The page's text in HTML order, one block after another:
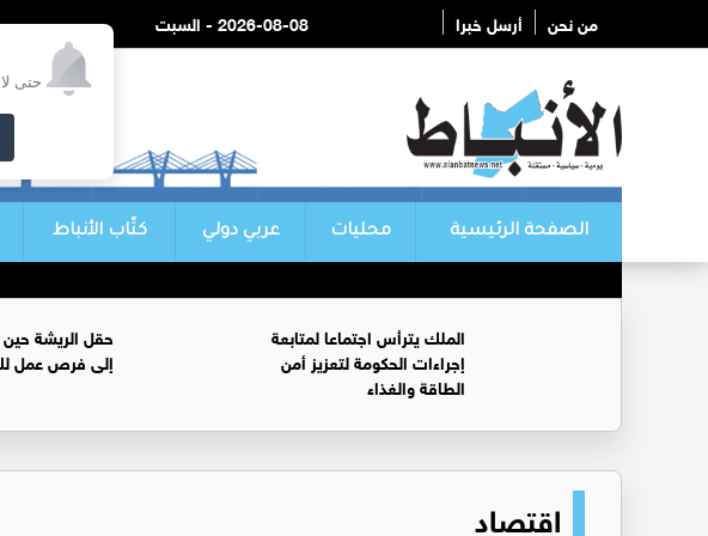
حتى
من نحن أرسل خبرا 2026-08-08 - السبت
الصفحة الرئيسية محليات عربي دولي كتّاب الأنباط
الملك يترأس اجتماعا لمتابعة
إجراءات الحكومة لتعزيز أمن
الطاقة والغذاء
حقل الريشة حين
إلى فرص عمل
اقتصاد